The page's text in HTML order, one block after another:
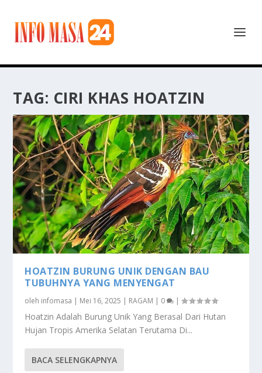
TAG: CIRI KHAS HOATZIN
HOATZIN BURUNG UNIK DENGAN BAU
TUBUHNYA YANG MENYENGAT
oleh infomasa | Mei 16, 2025 | RAGAM | 0 |
Hoatzin Adalah Burung Unik Yang Berasal Dari Hutan
Hujan Tropis Amerika Selatan Terutama Di...
BACA SELENGKAPNYA